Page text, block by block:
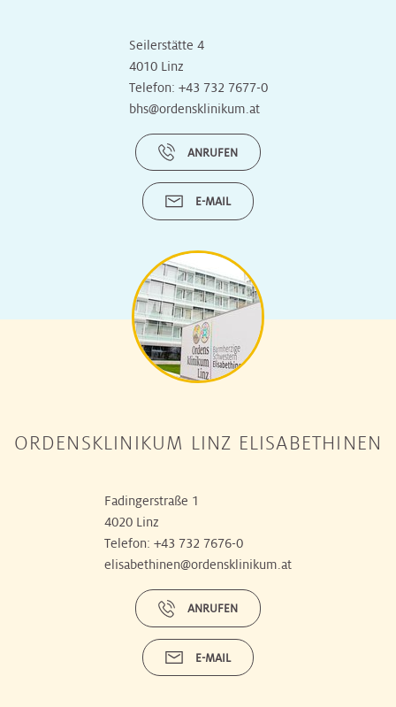
Seilerstätte 4
4010 Linz
Telefon: +43 732 7677-0
bhs@ordensklinikum.at
ANRUFEN
E-MAIL
ORDENSKLINIKUM LINZ ELISABETHINEN
Fadingerstraße 1
4020 Linz
Telefon: +43 732 7676-0
elisabethinen@ordensklinikum.at
ANRUFEN
E-MAIL